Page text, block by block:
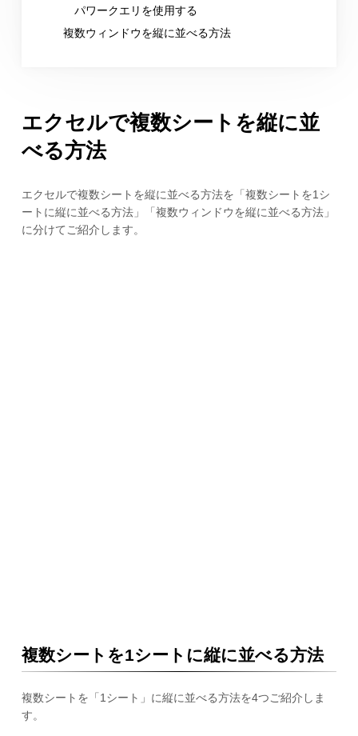
パワークエリを使用する
複数ウィンドウを縦に並べる方法
エクセルで複数シートを縦に並
べる方法
エクセルで複数シートを縦に並べる方法を「複数シートを1シ
ートに縦に並べる方法」「複数ウィンドウを縦に並べる方法」
に分けてご紹介します。
複数シートを1シートに縦に並べる方法
複数シートを「1シート」に縦に並べる方法を4つご紹介しま
す。